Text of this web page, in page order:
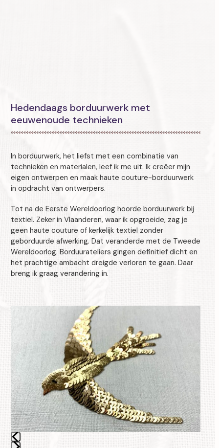
Hedendaags borduurwerk met
eeuwenoude technieken
In borduurwerk, het liefst met een combinatie van
technieken en materialen, leef ik me uit. Ik creëer mijn
eigen ontwerpen en maak haute couture-borduurwerk
in opdracht van ontwerpers.
Tot na de Eerste Wereldoorlog hoorde borduurwerk bij
textiel. Zeker in Vlaanderen, waar ik opgroeide, zag je
geen haute couture of kerkelijk textiel zonder
geborduurde afwerking. Dat veranderde met de Tweede
Wereldoorlog. Borduurateliers gingen definitief dicht en
het prachtige ambacht dreigde verloren te gaan. Daar
breng ik graag verandering in.
and
right
arrow
keys
to
access
the
carousel
navigation
buttons